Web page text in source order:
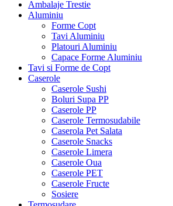
Ambalaje Trestie
Aluminiu
Forme Copt
Tavi Aluminiu
Platouri Aluminiu
Capace Forme Aluminiu
Tavi si Forme de Copt
Caserole
Caserole Sushi
Boluri Supa PP
Caserole PP
Caserole Termosudabile
Caserola Pet Salata
Caserole Snacks
Caserole Limera
Caserole Oua
Caserole PET
Caserole Fructe
Sosiere